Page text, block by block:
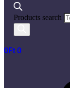
Products search
0Ft 0